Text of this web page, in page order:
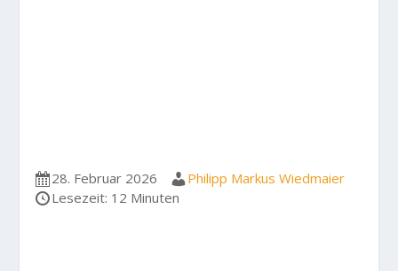
28. Februar 2026
Philipp Markus Wiedmaier
Lesezeit: 12 Minuten